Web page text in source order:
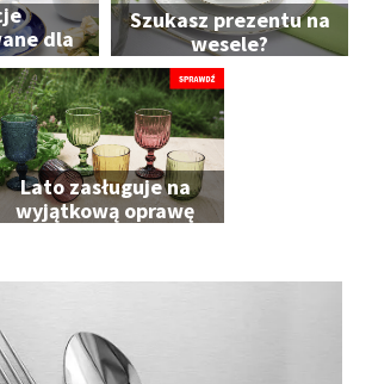
dla
Szukasz prezentu na
wesele?
Lato zasługuje na
wyjątkową oprawę